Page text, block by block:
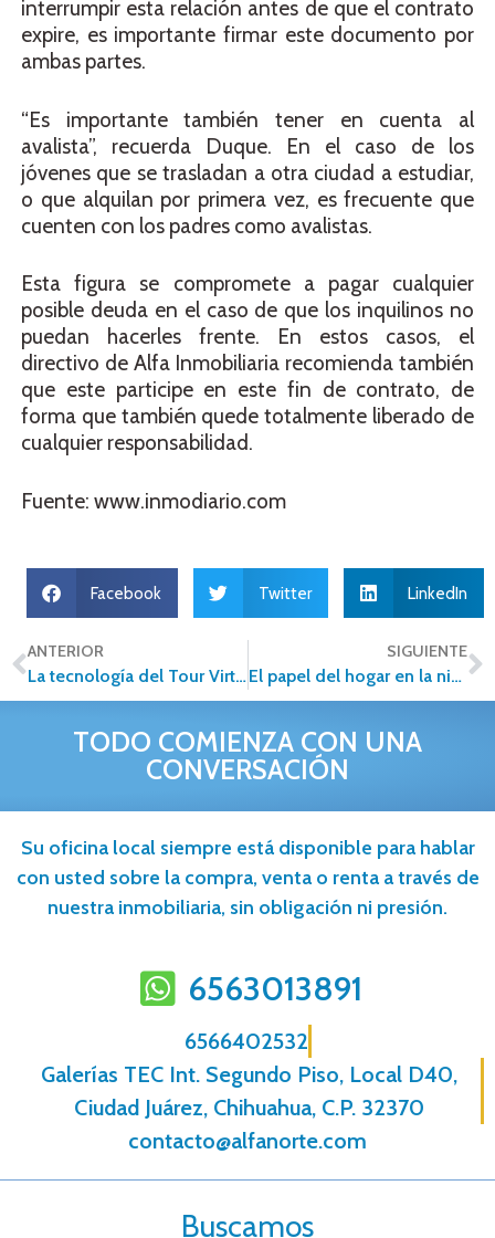
interrumpir esta relación antes de que el contrato
expire, es importante firmar este documento por
ambas partes.
“Es importante también tener en cuenta al
avalista”, recuerda Duque. En el caso de los
jóvenes que se trasladan a otra ciudad a estudiar,
o que alquilan por primera vez, es frecuente que
cuenten con los padres como avalistas.
Esta figura se compromete a pagar cualquier
posible deuda en el caso de que los inquilinos no
puedan hacerles frente. En estos casos, el
directivo de Alfa Inmobiliaria recomienda también
que este participe en este fin de contrato, de
forma que también quede totalmente liberado de
cualquier responsabilidad.
Fuente: www.inmodiario.com
Facebook Twitter LinkedIn
ANTERIOR
La tecnología del Tour Virtual para los profesionales inmobiliarios
SIGUIENTE
El papel del hogar en la niñez
TODO COMIENZA CON UNA
CONVERSACIÓN
Su oficina local siempre está disponible para hablar
con usted sobre la compra, venta o renta a través de
nuestra inmobiliaria, sin obligación ni presión.
6563013891
6566402532
Galerías TEC Int. Segundo Piso, Local D40,
Ciudad Juárez, Chihuahua, C.P. 32370
contacto@alfanorte.com
Buscamos